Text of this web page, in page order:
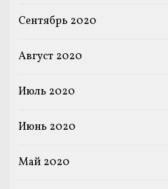
Сентябрь 2020
Август 2020
Июль 2020
Июнь 2020
Май 2020